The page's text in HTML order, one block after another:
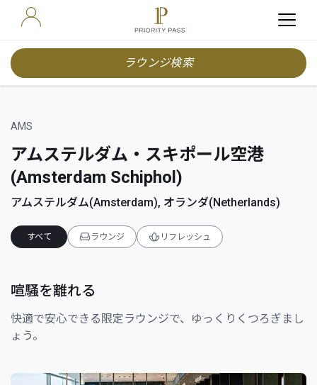
ラウンジ検索
AMS
アムステルダム・スキポール空港
(Amsterdam Schiphol)
アムステルダム(Amsterdam), オランダ(Netherlands)
すべて ラウンジ リフレッシュ
喧騒を離れる
快適で安心できる限定ラウンジで、ゆっくりくつろぎまし
ょう。